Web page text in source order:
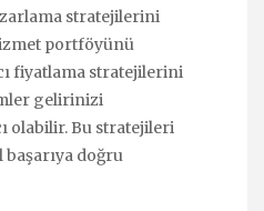
stratejilerini
portföyünü
fiyatlama stratejilerini
gelirinizi
olabilir. Bu stratejileri
doğru